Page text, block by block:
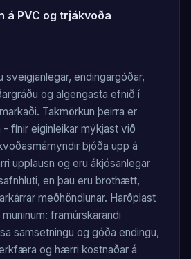
á PVC og trjákvoða
sveigjanlegar, endingargóðar,
og algengasta efnið í
Takmörkun þeirra er
- fínir eiginleikar mýkjast við
bjóða upp á
upplausn og eru ákjósanlegar
en þau eru brothætt,
meðhöndlunar. Harðplast
framúrskarandi
samsetningu og góða endingu,
og hærri kostnaðar á